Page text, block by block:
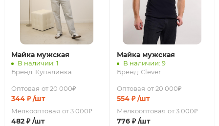
Майка мужская
В наличии: 1
Бренд: Купалинка
Оптовая от 20 000₽
344 ₽ /шт
Мелкооптовая от 3 000₽
482 ₽ /шт
Майка мужская
В наличии: 9
Бренд: Clever
Оптовая от 20 000₽
554₽ /шт
Мелкооптовая от 3 000₽
776₽ /шт